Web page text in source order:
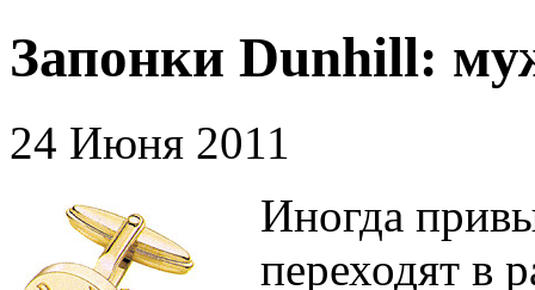
Запонки Dunhill:
24 Июня 2011
Иногда
переходят в